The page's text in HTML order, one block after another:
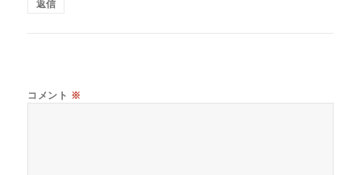
返信
コメント ※